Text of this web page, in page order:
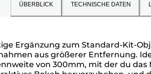
ÜBERBLICK TECHNISCHE DATEN
Ergänzung zum Standard-Kit-
aus größerer Entfernung.
von 300mm, mit der du